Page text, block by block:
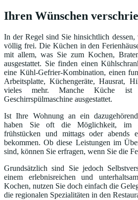
Ihren Wünschen
In der Regel sind Sie hinsichtlich
völlig frei. Die Küchen in den
mit allem, was Sie zum Kochen,
ausgestattet. Sie finden einen
eine Kühl-Gefrier-Kombination, einen
Arbeitsplatte, Küchengeräte, Hausrat,
vieles mehr. Manche Küche ist
Geschirrspülmaschine ausgestattet.
Ist Ihre Wohnung an ein
haben Sie oft die Möglichkeit, im
frühstücken und mittags oder abends
bekommen. Ob diese Leistungen im
sind, können Sie erfragen, wenn Sie die
Grundsätzlich sind Sie jedoch
einem erlebnisreichen und
Kochen, nutzen Sie doch einfach die
die regionalen Spezialitäten in den